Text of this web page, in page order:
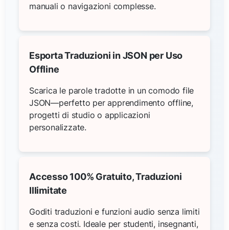
manuali o navigazioni complesse.
Esporta Traduzioni in JSON per Uso
Offline
Scarica le parole tradotte in un comodo file
JSON—perfetto per apprendimento offline,
progetti di studio o applicazioni
personalizzate.
Accesso 100% Gratuito, Traduzioni
Illimitate
Goditi traduzioni e funzioni audio senza limiti
e senza costi. Ideale per studenti, insegnanti,